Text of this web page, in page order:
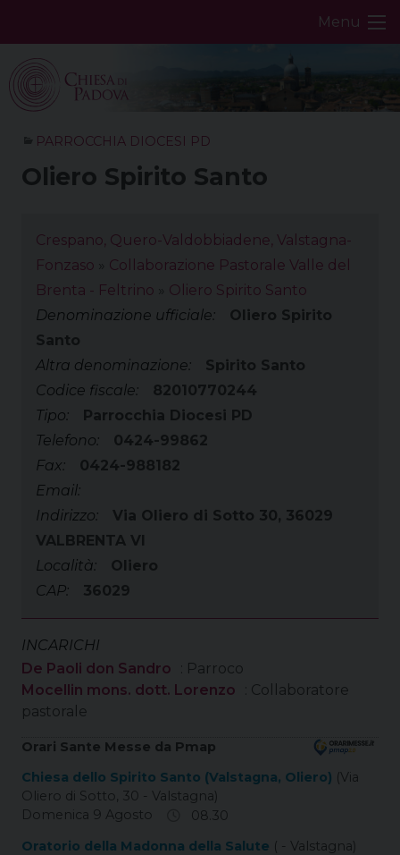
Menu
PARROCCHIA DIOCESI PD
Oliero Spirito Santo
Crespano, Quero-Valdobbiadene, Valstagna-
Fonzaso
Collaborazione Pastorale Valle del
Brenta - Feltrino
Oliero Spirito Santo
Denominazione ufficiale:
Oliero Spirito
Santo
Altra denominazione:
Spirito Santo
Codice fiscale:
82010770244
Tipo:
Parrocchia Diocesi PD
Telefono:
0424-99862
Fax:
0424-988182
Email:
Indirizzo:
Via Oliero di Sotto 30, 36029
VALBRENTA VI
Località:
Oliero
CAP:
36029
INCARICHI
De Paoli don Sandro
: Parroco
Mocellin mons. dott. Lorenzo
: Collaboratore
pastorale
Orari Sante Messe da Pmap
Chiesa dello Spirito Santo (Valstagna, Oliero) (Via
Oliero di Sotto, 30 - Valstagna)
Domenica 9 Agosto
08.30
Oratorio della Madonna della Salute ( - Valstagna)